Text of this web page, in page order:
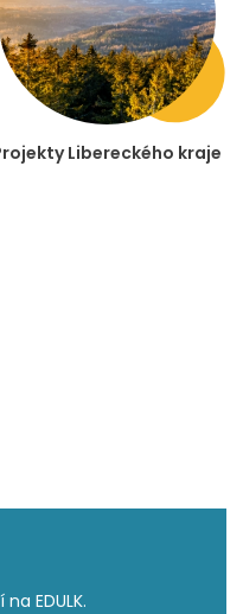
Libereckého kraje
EDULK.